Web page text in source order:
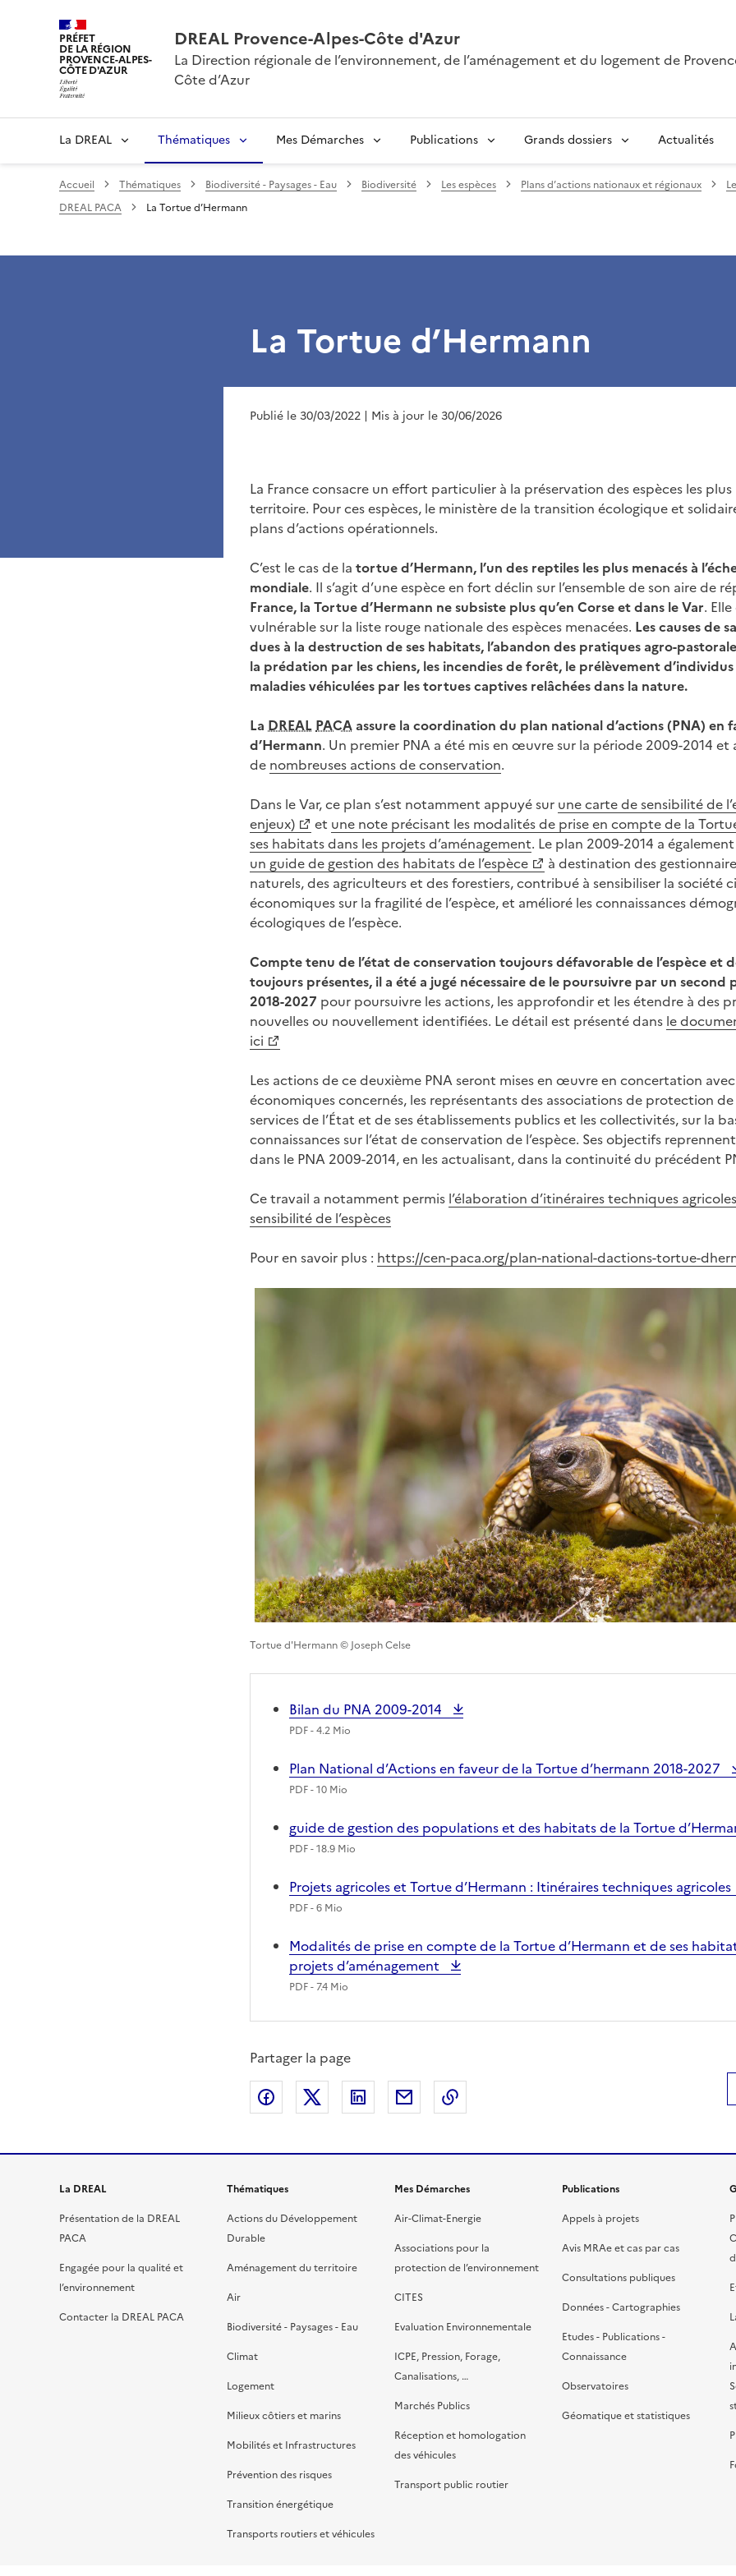
PRÉFET
DE LA RÉGION
PROVENCE-ALPES-
CÔTE D'AZUR
DREAL Provence-Alpes-Côte d'Azur
La Direction régionale de l’environnement, de l’aménagement et du logement de
Côte d’Azur
La DREAL Thématiques Mes Démarches Publications Grands dossiers Actualités
Accueil Thématiques Biodiversité - Paysages - Eau Biodiversité Les espèces Plans d’actions nationaux et régionaux
DREAL PACA
La Tortue d’Hermann
La Tortue d’Hermann
Publié le 30/03/2022 | Mis à jour le 30/06/2026
La France consacre un effort particulier à la préservation des espèces les plus
territoire. Pour ces espèces, le ministère de la transition écologique et
plans d’actions opérationnels.
C’est le cas de la tortue d’Hermann, l’un des reptiles les plus menacés à
mondiale. Il s’agit d’une espèce en fort déclin sur l’ensemble de son aire de
France, la Tortue d’Hermann ne subsiste plus qu’en Corse et dans le Var.
vulnérable sur la liste rouge nationale des espèces menacées. Les causes de
dues à la destruction de ses habitats, l’abandon des pratiques agro-
la prédation par les chiens, les incendies de forêt, le prélèvement d’individus
maladies véhiculées par les tortues captives relâchées dans la nature.
La DREAL PACAassure la coordination du plan national d’actions (PNA) en
d’Hermann. Un premier PNA a été mis en œuvre sur la période 2009-2014 et
de nombreuses actions de conservation.
Dans le Var, ce plan s’est notamment appuyé sur une carte de sensibilité de
enjeux)
et une note précisant les modalités de prise en compte de la
ses habitats dans les projets d’aménagement. Le plan 2009-2014 a
un guide de gestion des habitats de l’espèce
à destination des
naturels, des agriculteurs et des forestiers, contribué à sensibiliser la société
économiques sur la fragilité de l’espèce, et amélioré les connaissances
écologiques de l’espèce.
Compte tenu de l’état de conservation toujours défavorable de l’espèce et
toujours présentes, il a été a jugé nécessaire de le poursuivre par un second
2018-2027 pour poursuivre les actions, les approfondir et les étendre à des
nouvelles ou nouvellement identifiées. Le détail est présenté dans le
ici
Les actions de ce deuxième PNA seront mises en œuvre en concertation
économiques concernés, les représentants des associations de protection
services de l’État et de ses établissements publics et les collectivités, sur la
connaissances sur l’état de conservation de l’espèce. Ses objectifs
dans le PNA 2009-2014, en les actualisant, dans la continuité du précédent
Ce travail a notamment permis l’élaboration d’itinéraires techniques
sensibilité de l’espèces
Pour en savoir plus : https://cen-paca.org/plan-national-dactions-tortue-
Tortue d'Hermann © Joseph Celse
Bilan du PNA 2009-2014
PDF- 4.2 Mio
Plan National d’Actions en faveur de la Tortue d’hermann 2018-2027
PDF- 10 Mio
guide de gestion des populations et des habitats de la Tortue
PDF- 18.9 Mio
Projets agricoles et Tortue d’Hermann : Itinéraires techniques agricoles
PDF- 6 Mio
Modalités de prise en compte de la Tortue d’Hermann et de ses
projets d’aménagement
PDF- 7.4 Mio
Partager la page
Partager sur Facebook
Partager sur XPartager sur LinkedIn
Partager par email
La DREAL
Présentation de la DREAL
PACA
Engagée pour la qualité et
l’environnement
Contacter la DREAL PACA
Thématiques
Actions du Développement
Durable
Aménagement du territoire
Air
Biodiversité - Paysages - Eau
Climat
Logement
Milieux côtiers et marins
Mobilités et Infrastructures
Prévention des risques
Transition énergétique
Transports routiers et véhicules
Mes Démarches
Air-Climat-Energie
Associations pour la
protection de l’environnement
CITES
Evaluation Environnementale
ICPE, Pression, Forage,
Canalisations, …
Marchés Publics
Réception et homologation
des véhicules
Transport public routier
Publications
Appels à projets
Avis MRAe et cas par cas
Consultations publiques
Données - Cartographies
Etudes - Publications -
Connaissance
Observatoires
Géomatique et statistiques